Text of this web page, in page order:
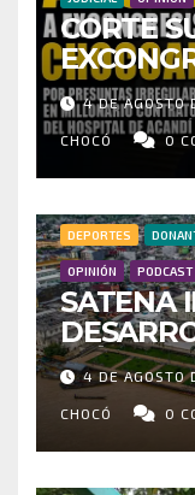
CORTE
POR
4 DE AGOSTO
CHOCÓ 0
DEPORTES
OPINIÓN PODCAST
SATENA
MÁS DE
RUTAS
4 DE
CHOCÓ 0